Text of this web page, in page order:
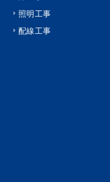
照明工事
配線工事